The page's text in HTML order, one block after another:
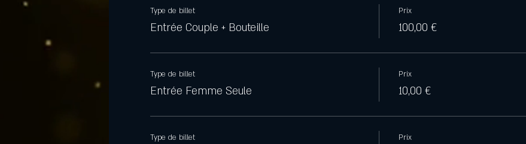
Type de billet
Entrée Couple + Bouteille
Prix
100,00 €
Type de billet
Entrée Femme Seule
Prix
10,00 €
Type de billet Prix